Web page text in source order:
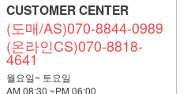
CUSTOMER CENTER
(도매/AS)070-8844-0989
(온라인CS)070-8818-
4641
월요일~ 토요일
AM 08:30 ~PM 06:00